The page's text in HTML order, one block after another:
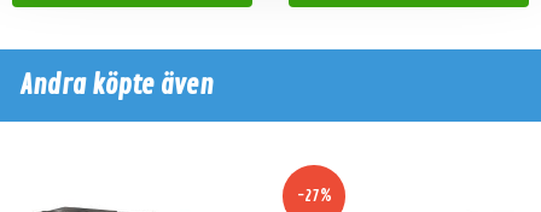
Andra köpte även
-27%